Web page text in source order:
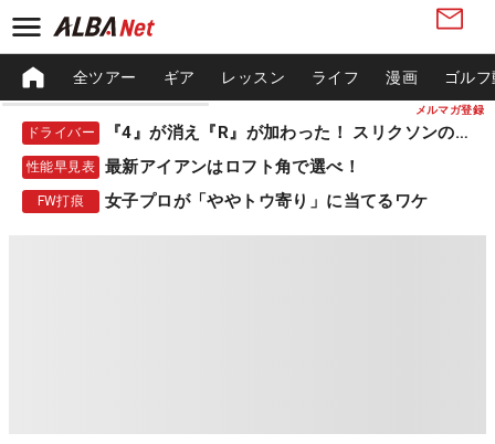
メルマガ登録
全ツアー ギア レッスン ライフ 漫画 ゴル
ドライバー 『4』が消え『R』が加わった！ スリクソンの新作
性能早見表 最新アイアンはロフト角で選べ！
FW打痕 女子プロが「ややトウ寄り」に当てるワケ